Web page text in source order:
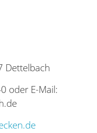
Dettelbach
oder E-Mail: